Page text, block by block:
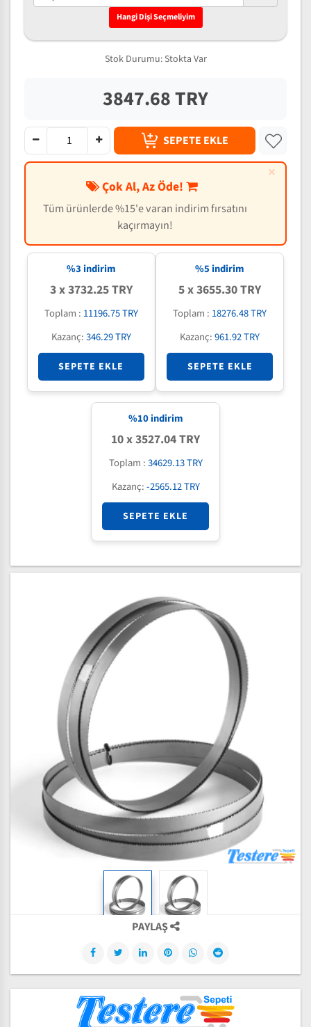
Hangi Dişi Seçmeliyim
Stok Durumu: Stokta Var
3847.68 TRY
SEPETE EKLE
×
Çok Al, Az Öde!
Tüm ürünlerde %15'e varan indirim fırsatını
kaçırmayın!
%3 indirim
3 x 3732.25 TRY
Toplam : 11196.75 TRY
Kazanç:346.29 TRY
SEPETE EKLE
%5 indirim
5 x 3655.30 TRY
Toplam : 18276.48 TRY
Kazanç:961.92 TRY
SEPETE EKLE
%10indirim
10 x 3527.04 TRY
Toplam :34629.13 TRY
Kazanç:-2565.12 TRY
SEPETE EKLE
PAYLAŞ